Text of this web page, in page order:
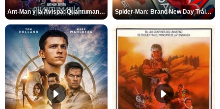
Ant-Man y la Avispa: Quantumanía Tráiler (2) Spider-Man: Brand New Day Tráiler (3)